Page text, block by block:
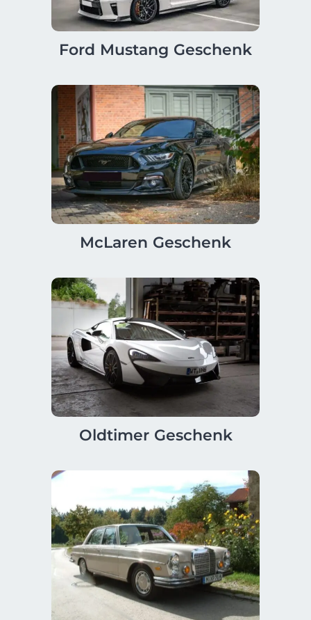
Ford Mustang Geschenk
McLaren Geschenk
Oldtimer Geschenk